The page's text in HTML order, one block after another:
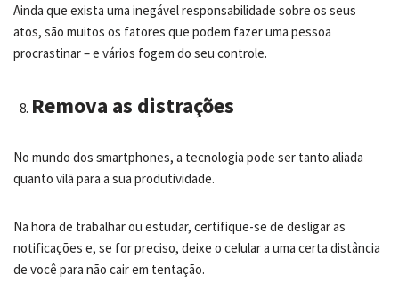
Ainda que exista uma inegável responsabilidade sobre os seus
atos, são muitos os fatores que podem fazer uma pessoa
procrastinar – e vários fogem do seu controle.
Remova as distrações
No mundo dos smartphones, a tecnologia pode ser tanto aliada
quanto vilã para a sua produtividade.
Na hora de trabalhar ou estudar, certifique-se de desligar as
notificações e, se for preciso, deixe o celular a uma certa distância
de você para não cair em tentação.